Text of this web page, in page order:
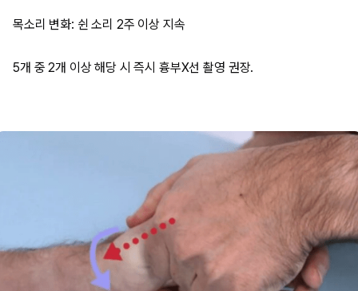
목소리 변화: 쉰 소리 2주 이상 지속
5개 중 2개 이상 해당 시 즉시 흉부X선 촬영 권장.